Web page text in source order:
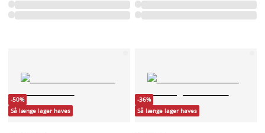
-50%
Så længe lager haves
-36%
Så længe lager haves